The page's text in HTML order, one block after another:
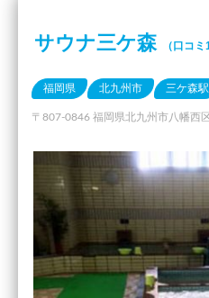
サウナ三ケ森 （口コミ
福岡県 北九州市 三ケ森駅
〒807-0846 福岡県北九州市八幡西